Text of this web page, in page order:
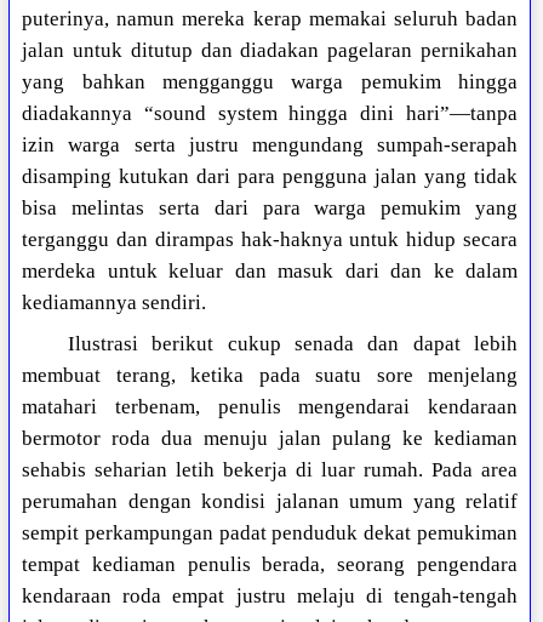
puterinya, namun mereka kerap memakai seluruh badan
jalan untuk ditutup dan diadakan pagelaran pernikahan
yang bahkan mengganggu warga pemukim hingga
diadakannya “sound system hingga dini hari”—tanpa
izin warga serta justru mengundang sumpah-serapah
disamping kutukan dari para pengguna jalan yang tidak
bisa melintas serta dari para warga pemukim yang
terganggu dan dirampas hak-haknya untuk hidup secara
merdeka untuk keluar dan masuk dari dan ke dalam
kediamannya sendiri.
Ilustrasi berikut cukup senada dan dapat lebih
membuat terang, ketika pada suatu sore menjelang
matahari terbenam, penulis mengendarai kendaraan
bermotor roda dua menuju jalan pulang ke kediaman
sehabis seharian letih bekerja di luar rumah. Pada area
perumahan dengan kondisi jalanan umum yang relatif
sempit perkampungan padat penduduk dekat pemukiman
tempat kediaman penulis berada, seorang pengendara
kendaraan roda empat justru melaju di tengah-tengah